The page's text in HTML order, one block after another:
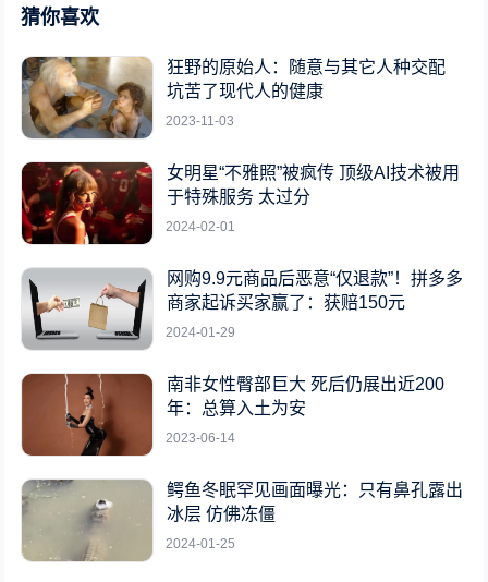
猜你喜欢
狂野的原始人：随意与其它人种交配
坑苦了现代人的健康
2023-11-03
女明星“不雅照”被疯传 顶级AI技术被用
于特殊服务 太过分
2024-02-01
网购9.9元商品后恶意“仅退款”！拼多多
商家起诉买家赢了：获赔150元
2024-01-29
南非女性臀部巨大 死后仍展出近200
年：总算入土为安
2023-06-14
鳄鱼冬眠罕见画面曝光：只有鼻孔露出
冰层 仿佛冻僵
2024-01-25